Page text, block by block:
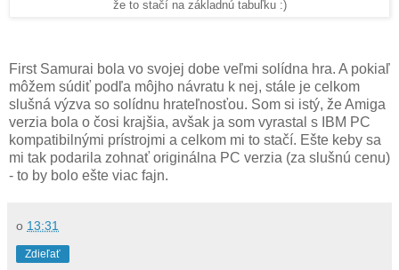
že to stačí na základnú tabuľku :)
First Samurai bola vo svojej dobe veľmi solídna hra. A pokiaľ
môžem súdiť podľa môjho návratu k nej, stále je celkom
slušná výzva so solídnu hrateľnosťou. Som si istý, že Amiga
verzia bola o čosi krajšia, avšak ja som vyrastal s IBM PC
kompatibilnými prístrojmi a celkom mi to stačí. Ešte keby sa
mi tak podarila zohnať originálna PC verzia (za slušnú cenu)
- to by bolo ešte viac fajn.
o 13:31
Zdieľať